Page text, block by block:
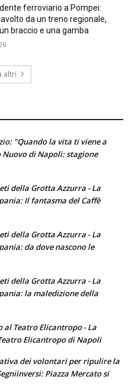
ferroviario a Pompei:
da un treno regionale,
braccio e una gamba
altri
"Quando la vita ti viene a
Nuovo di Napoli: stagione
della Grotta Azzurra - La
Il fantasma del Caffè
della Grotta Azzurra - La
da dove nascono le
della Grotta Azzurra - La
la maledizione della
Teatro Elicantropo - La
Elicantropo di Napoli
dei volontari per ripulire la
Piazza Mercato si